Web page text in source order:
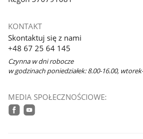
KONTAKT
Skontaktuj się z nami
+48 67 25 64 145
Czynna w dni robocze
w godzinach poniedziałek: 8.00-16.00,
MEDIA SPOŁECZNOŚCIOWE: